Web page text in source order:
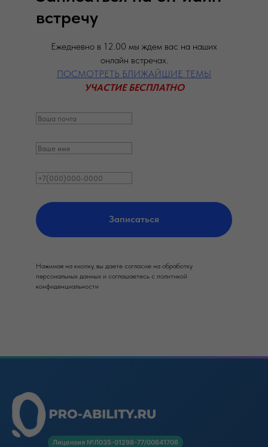
встречу
Ежедневно в 12.00 мы ждем вас на наших
онлайн встречах.
ПОСМОТРЕТЬ БЛИЖАЙШИЕ ТЕМЫ
УЧАСТИЕ БЕСПЛАТНО
Записаться
Нажимая на кнопку, вы даете согласие на обработку
персональных данных и соглашаетесь c политикой
конфиденциальности
Лицензия №Л035-01298-77/00641706